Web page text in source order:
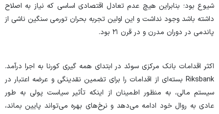
شیوع بود؛ بنابراین هیچ عدم تعادل اقتصادی اساسی که نیاز به اصلاح
داشته باشد وجود نداشت و این اولین تجربه بحران تورمی سنگین ناشی از
پاندمی در دوران مدرن و در قرن ۲۱ بود.
اکثر اقدامات بانک مرکزی سوئد در ابتدای همه گیری کورنا به اجرا درآمد.
Riksbank بسته‌ای از اقدامات را برای تضمین نقدینگی و عرضه اعتبار در
سیستم مالی، به منظور اطمینان از اینکه تأثیر سیاست پولی به طور
عادی به روال خود ادامه می‌دهد و نرخ‌های بهره می‌تواند پایین بماند،